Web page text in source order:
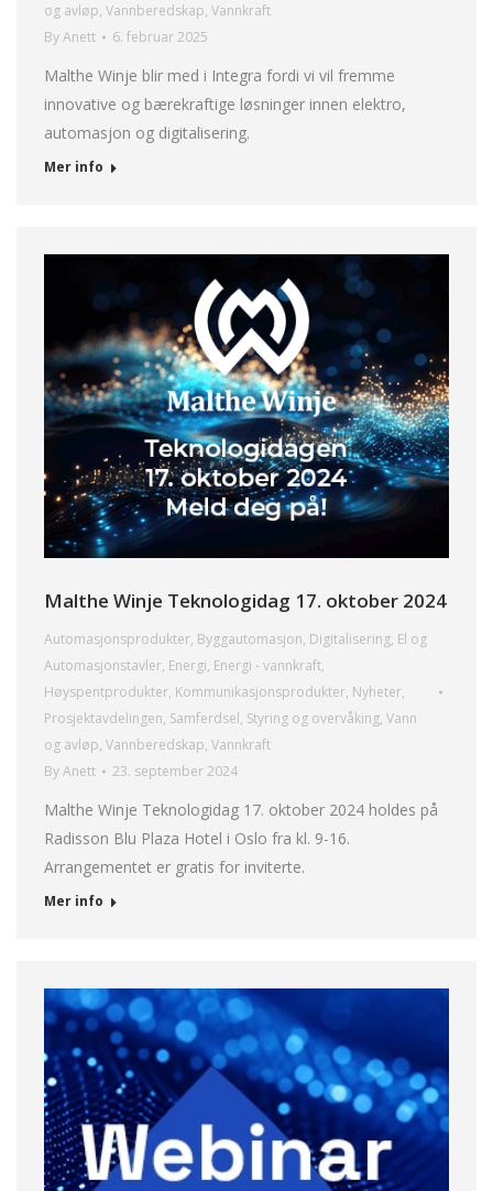
og avløp, Vannberedskap, Vannkraft
ByAnett 6. februar 2025
Malthe Winje blir med i Integra fordi vi vil fremme
innovative og bærekraftige løsninger innen elektro,
automasjon og digitalisering.
Mer info
Malthe Winje Teknologidag 17. oktober 2024
Automasjonsprodukter, Byggautomasjon, Digitalisering, El og
Automasjonstavler, Energi, Energi - vannkraft,
Høyspentprodukter, Kommunikasjonsprodukter, Nyheter,
Prosjektavdelingen, Samferdsel, Styring og overvåking, Vann
og avløp, Vannberedskap, Vannkraft
ByAnett 23. september 2024
Malthe Winje Teknologidag 17. oktober 2024 holdes på
Radisson Blu Plaza Hotel i Oslo fra kl. 9-16.
Arrangementet er gratis for inviterte.
Mer info